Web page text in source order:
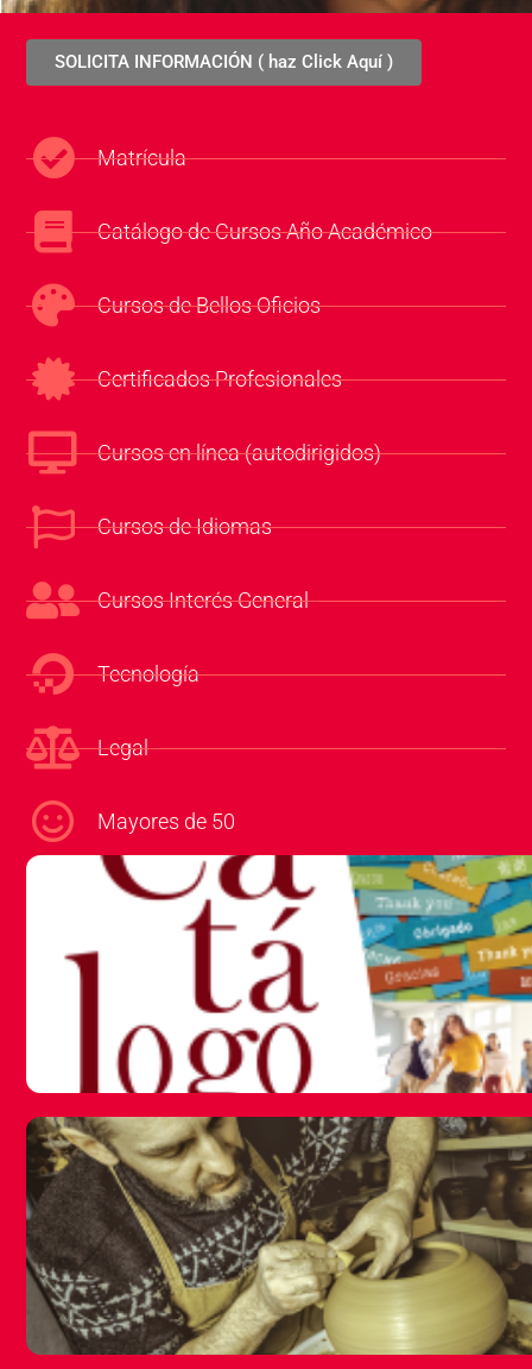
SOLICITA INFORMACIÓN ( haz Click Aquí )
Matrícula
Catálogo de Cursos Año Académico
Cursos de Bellos Oficios
Certificados Profesionales
Cursos en línea (autodirigidos)
Cursos de Idiomas
Cursos Interés General
Tecnología
Legal
Mayores de 50